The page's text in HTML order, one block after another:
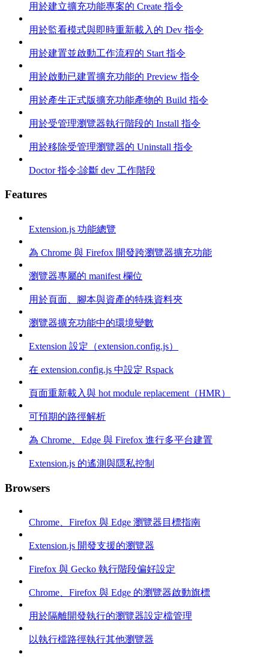
用於建立擴充功能專案的 Create 指令
用於監看模式與即時重新載入的 Dev 指令
用於建置並啟動工作流程的 Start 指令
用於啟動已建置擴充功能的 Preview 指令
用於產生正式版擴充功能產物的 Build 指令
用於受管理瀏覽器執行階段的 Install 指令
用於移除受管理瀏覽器的 Uninstall 指令
Doctor 指令:診斷 dev 工作階段
Features
Extension.js 功能總覽
為 Chrome 與 Firefox 開發跨瀏覽器擴充功能
瀏覽器專屬的 manifest 欄位
用於頁面、腳本與資產的特殊資料夾
瀏覽器擴充功能中的環境變數
Extension 設定（extension.config.js）
在 extension.config.js 中設定 Rspack
頁面重新載入與 hot module replacement（HMR）
可預期的路徑解析
為 Chrome、Edge 與 Firefox 進行多平台建置
Extension.js 的遙測與隱私控制
Browsers
Chrome、Firefox 與 Edge 瀏覽器目標指南
Extension.js 開發支援的瀏覽器
Firefox 與 Gecko 執行階段偏好設定
Chrome、Firefox 與 Edge 的瀏覽器啟動旗標
用於隔離開發執行的瀏覽器設定檔管理
以執行檔路徑執行其他瀏覽器